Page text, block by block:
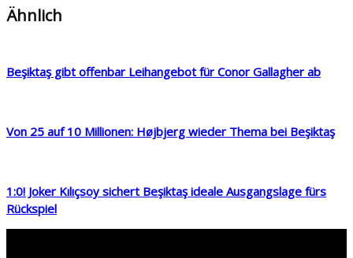
Ähnlich
Beşiktaş gibt offenbar Leihangebot für Conor Gallagher ab
Von 25 auf 10 Millionen: Højbjerg wieder Thema bei Beşiktaş
1:0! Joker Kılıçsoy sichert Beşiktaş ideale Ausgangslage fürs
Rückspiel